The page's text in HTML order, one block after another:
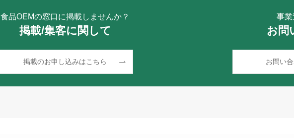
食品OEMの窓口に掲載しませんか？
掲載/集客に関して
掲載のお申し込みはこちら
事
お問
お問い